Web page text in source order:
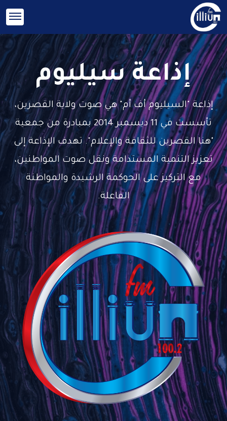
إذاعة سيليوم
إذاعة "السيليوم أف أم" هي صوت ولاية القصرين،
تأسست في 11 ديسمبر 2014 بمبادرة من جمعية
"هنا القصرين للثقافة والإعلام". تهدف الإذاعة إلى
تعزيز التنمية المستدامة ونقل صوت المواطنين،
مع التركيز على الحوكمة الرشيدة والمواطنة
الفاعلة.